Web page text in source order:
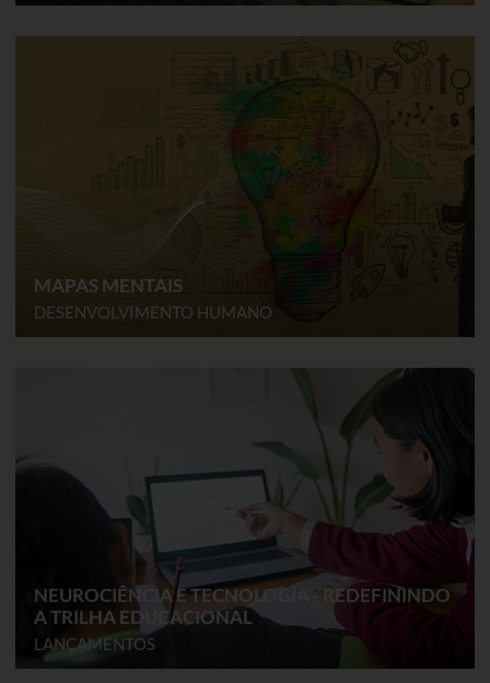
MAPAS MENTAIS
DESENVOLVIMENTO HUMANO
NEUROCIÊNCIA E TECNOLOGIA - REDEFININDO
A TRILHA EDUCACIONAL
LANÇAMENTOS